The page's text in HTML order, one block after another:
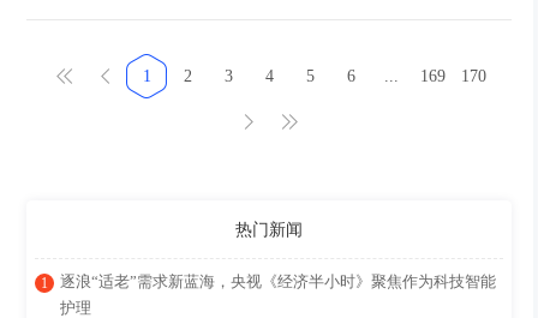
1 2 3 4 5 6 ... 169 170
热门新闻
逐浪“适老”需求新蓝海，央视《经济半小时》聚焦作为科技智能
护理